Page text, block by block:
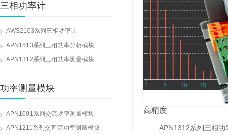
三相功率计
AWS2103系列三相功率计
APN1513系列三相功率分析模块
APN1312系列三相功率测量模块
功率测量模块
APN1001系列交流功率测量模块
APN1211系列交直流功率测量模块
高精度
APN1312系列三相功率